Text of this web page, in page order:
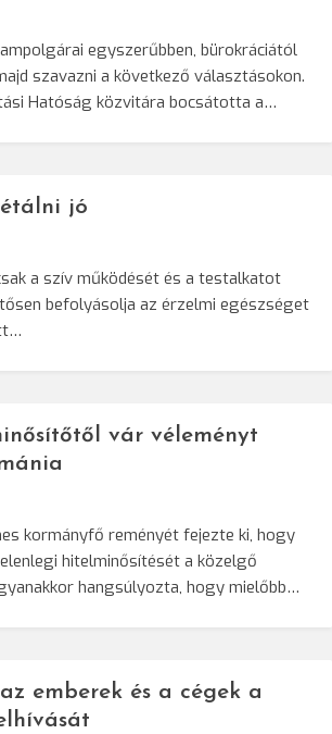
egyszerűbben, bürokráciától
szavazni a következő választásokon.
Hatóság közvitára bocsátotta a…
jó
a szív működését és a testalkatot
befolyásolja az érzelmi egészséget
vár véleményt
kormányfő reményét fejezte ki, hogy
hitelminősítését a közelgő
hangsúlyozta, hogy mielőbb…
emberek és a cégek a